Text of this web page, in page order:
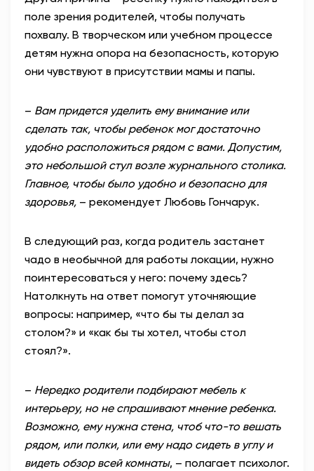
поле зрения родителей, чтобы получать
похвалу. В творческом или учебном процессе
детям нужна опора на безопасность, которую
они чувствуют в присутствии мамы и папы.
– Вам придется уделить ему внимание или
сделать так, чтобы ребенок мог достаточно
удобно расположиться рядом с вами. Допустим,
это небольшой стул возле журнального столика.
Главное, чтобы было удобно и безопасно для
здоровья, – рекомендует Любовь Гончарук.
В следующий раз, когда родитель застанет
чадо в необычной для работы локации, нужно
поинтересоваться у него: почему здесь?
Натолкнуть на ответ помогут уточняющие
вопросы: например, «что бы ты делал за
столом?» и «как бы ты хотел, чтобы стол
стоял?».
– Нередко родители подбирают мебель к
интерьеру, но не спрашивают мнение ребенка.
Возможно, ему нужна стена, чтоб что-то вешать
рядом, или полки, или ему надо сидеть в углу и
видеть обзор всей комнаты, – полагает психолог.